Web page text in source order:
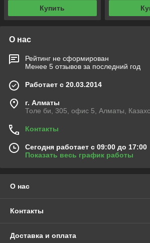
Купить
О нас
Рейтинг не сформирован
Менее 5 отзывов за последний год
Работает с 20.03.2014
г. Алматы
Толе би, 305, офис 5, Алматы,
Контакты
Сегодня работает с 09:00 до 17:00
Показать весь график работы
О нас
Контакты
Доставка и оплата